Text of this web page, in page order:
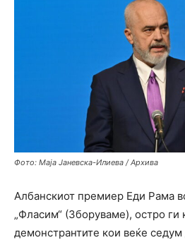
Фото: Маја Јаневска-Илиева / Архива
Албанскиот премиер Еди Рама
„Фласим“ (Зборуваме), остро ги
демонстрантите кои веќе седум